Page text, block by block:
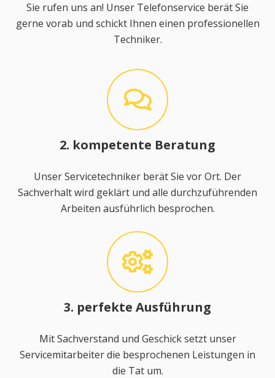
Sie rufen uns an! Unser Telefonservice berät Sie
gerne vorab und schickt Ihnen einen professionellen
Techniker.
2. kompetente Beratung
Unser Servicetechniker berät Sie vor Ort. Der
Sachverhalt wird geklärt und alle durchzuführenden
Arbeiten ausführlich besprochen.
3. perfekte Ausführung
Mit Sachverstand und Geschick setzt unser
Servicemitarbeiter die besprochenen Leistungen in
die Tat um.